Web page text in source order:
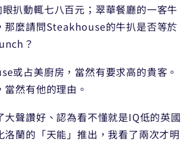
扒動輒七八百元；翠華餐廳的一客牛
那麼請問Steakhouse的牛扒是否等於
？
或占美廚房，當然有要求高的貴客。
然有他的理由。
大聲讚好、認為看不懂就是IQ低的英國
洛蘭的「天能」推出，我看了兩次才明